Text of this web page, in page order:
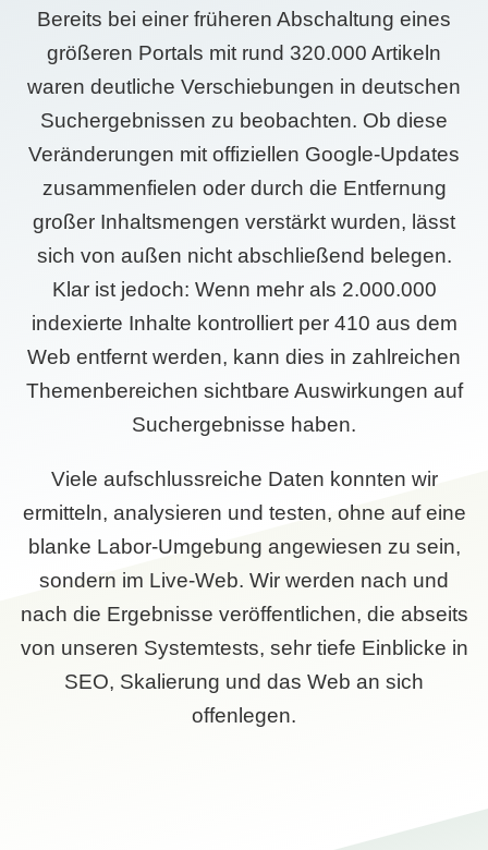
Bereits bei einer früheren Abschaltung eines
größeren Portals mit rund 320.000 Artikeln
waren deutliche Verschiebungen in deutschen
Suchergebnissen zu beobachten. Ob diese
Veränderungen mit offiziellen Google-Updates
zusammenfielen oder durch die Entfernung
großer Inhaltsmengen verstärkt wurden, lässt
sich von außen nicht abschließend belegen.
Klar ist jedoch: Wenn mehr als 2.000.000
indexierte Inhalte kontrolliert per 410 aus dem
Web entfernt werden, kann dies in zahlreichen
Themenbereichen sichtbare Auswirkungen auf
Suchergebnisse haben.
Viele aufschlussreiche Daten konnten wir
ermitteln, analysieren und testen, ohne auf eine
blanke Labor-Umgebung angewiesen zu sein,
sondern im Live-Web. Wir werden nach und
nach die Ergebnisse veröffentlichen, die abseits
von unseren Systemtests, sehr tiefe Einblicke in
SEO, Skalierung und das Web an sich
offenlegen.